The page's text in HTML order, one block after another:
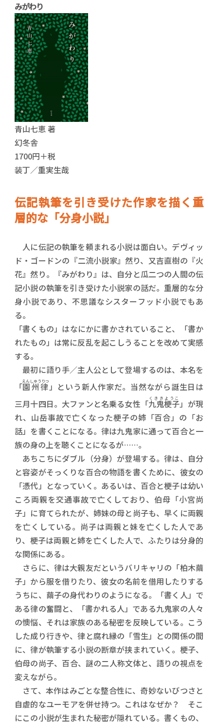
みがわり
青山七恵 著
幻冬舎
1700円＋税
装丁／重実生哉
伝記執筆を引き受けた作家を描く重
層的な「分身小説」
人に伝記の執筆を頼まれる小説は面白い。デヴィッ
ド・ゴードンの『二流小説家』然り、又吉直樹の『火
花』然り。『みがわり』は、自分と瓜二つの人間の伝
記小説の執筆を引き受けた小説家の話だ。重層的な分
身小説であり、不思議なシスターフッド小説でもあ
る。
「書くもの」はなにかに書かされていること、「書か
れたもの」は常に反乱を起こしうることを改めて実感
する。
最初に語り手／主人公として登場するのは、本名を
「園州律
えんしゆうりつ」という新人作家だ。当然ながら誕生日は
三月十四日。大ファンと名乗る女性「九鬼梗子
くききようこ 」が現
れ、山岳事故で亡くなった梗子の姉「百合」の「お
話」を書くことになる。律は九鬼家に通って百合と一
族の身の上を聴くことになるが……。
あちこちにダブル（分身）が登場する。律は、自分
と容姿がそっくりな百合の物語を書くために、彼女の
「憑代」となっていく。あるいは、百合と梗子は幼い
ころ両親を交通事故で亡くしており、伯母「小宮尚
子」に育てられたが、姉妹の母と尚子も、早くに両親
を亡くしている。尚子は両親と妹を亡くした人であ
り、梗子は両親と姉を亡くした人で、ふたりは分身的
な関係にある。
さらに、律は大親友だというバリキャリの「柏木繭
子」から服を借りたり、彼女の名前を借用したりする
うちに、繭子の身代わりのようになる。「書く人」で
ある律の奮闘と、「書かれる人」である九鬼家の人々
の懊悩、それは家族のある秘密を反映している。こう
した成り行きや、律と腐れ縁の「雪生」との関係の間
に、律が執筆する小説の断章が挟まれていく。梗子、
伯母の尚子、百合、謎の二人称文体と、語りの視点を
変えながら。
さて、本作はみごとな整合性に、奇妙ないびつさと
自虐的なユーモアを併せ持つ。これはなぜか？ そこ
にこの小説が生まれた秘密が隠れている。書くもの、